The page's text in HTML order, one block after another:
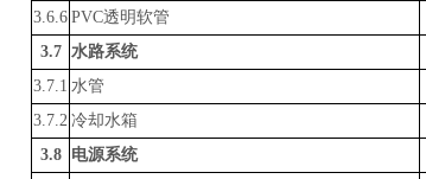
3.6.6 PVC透明软管
3.7 水路系统
3.7.1 水管
3.7.2 冷却水箱
3.8
电源系统